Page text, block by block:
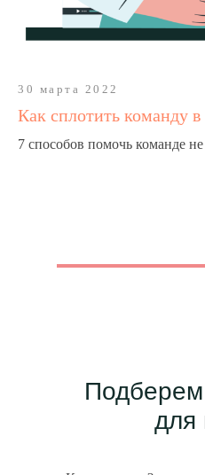
30 марта 2022
Как сплотить команду
7 способов помочь команде
для